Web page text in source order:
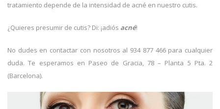
tratamiento depende de la intensidad de acné en nuestro cutis.
¿Quieres presumir de cutis? Di: ¡adiós acné!
No dudes en contactar con nosotros al 934 877 466 para cualquier
duda. Te esperamos en Paseo de Gracia, 78 – Planta 5 Pta. 2
(Barcelona).